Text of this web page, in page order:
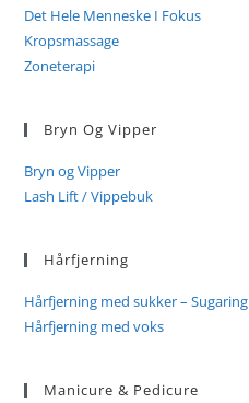
Det Hele Menneske I Fokus
Kropsmassage
Zoneterapi
Bryn Og Vipper
Bryn og Vipper
Lash Lift / Vippebuk
Hårfjerning
Hårfjerning med sukker – Sugaring
Hårfjerning med voks
Manicure & Pedicure